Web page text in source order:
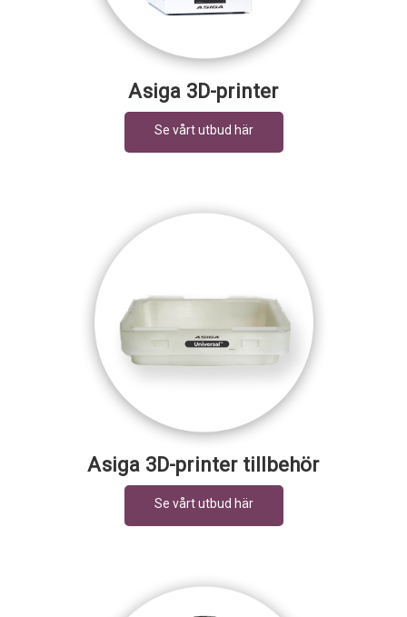
Asiga 3D-printer
Asiga 3D-printer tillbehör